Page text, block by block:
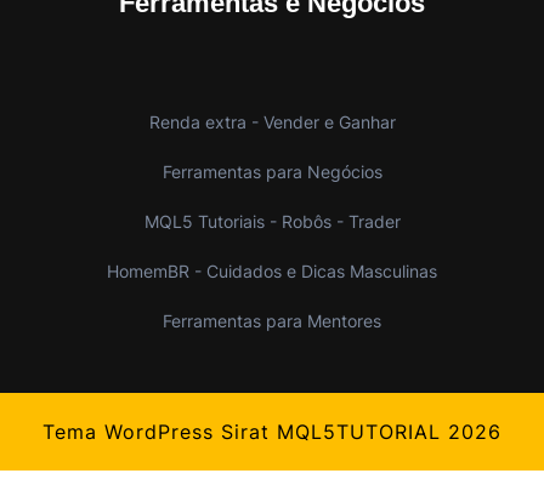
Renda extra - Vender e Ganhar
Ferramentas para Negócios
MQL5 Tutoriais - Robôs - Trader
HomemBR - Cuidados e Dicas Masculinas
Ferramentas para Mentores
Tema WordPress Sirat MQL5TUTORIAL 2026